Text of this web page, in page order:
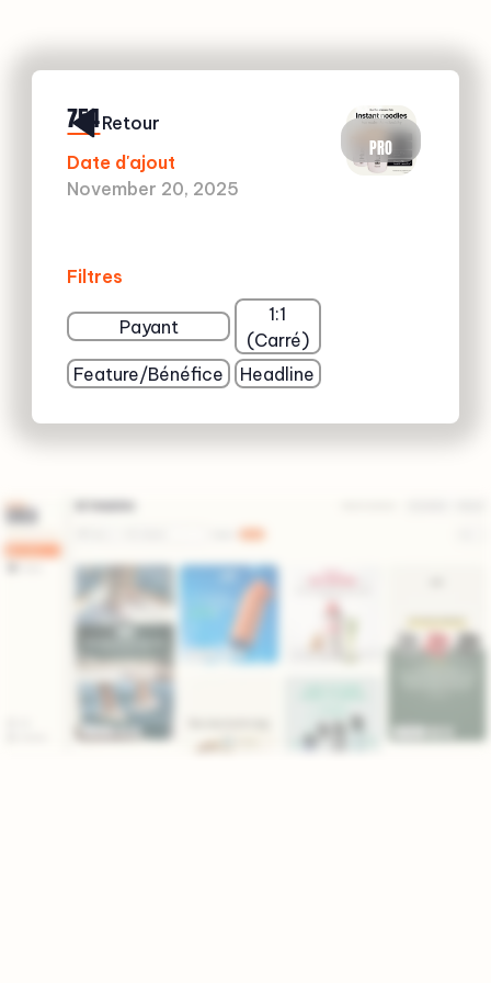
754
Date d'ajout
November 20, 2025
Filtres
Payant
1:1
(Carré)
Feature/Bénéfice
Headline
PRO
Retour